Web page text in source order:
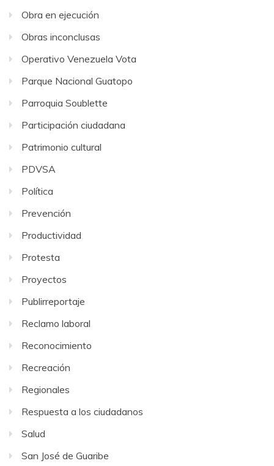
Obra en ejecución
Obras inconclusas
Operativo Venezuela Vota
Parque Nacional Guatopo
Parroquia Soublette
Participación ciudadana
Patrimonio cultural
PDVSA
Política
Prevención
Productividad
Protesta
Proyectos
Publirreportaje
Reclamo laboral
Reconocimiento
Recreación
Regionales
Respuesta a los ciudadanos
Salud
San José de Guaribe